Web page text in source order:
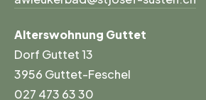
Alterswohnung Guttet
Dorf Guttet 13
3956 Guttet-Feschel
027 473 63 30